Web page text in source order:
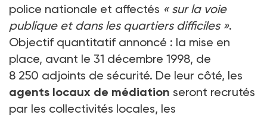
police nationale et affectés « sur la voie
publique et dans les quartiers difficiles ».
Objectif quantitatif annoncé : la mise en
place, avant le 31 décembre 1998, de
8 250 adjoints de sécurité. De leur côté, les
agents locaux de médiation seront recrutés
par les collectivités locales, les